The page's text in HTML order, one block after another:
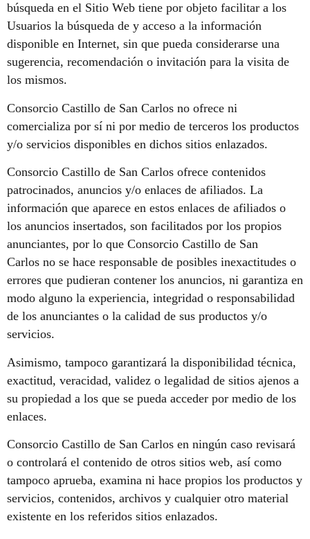
búsqueda en el Sitio Web tiene por objeto facilitar a los
Usuarios la búsqueda de y acceso a la información
disponible en Internet, sin que pueda considerarse una
sugerencia, recomendación o invitación para la visita de
los mismos.
Consorcio Castillo de San Carlos no ofrece ni
comercializa por sí ni por medio de terceros los productos
y/o servicios disponibles en dichos sitios enlazados.
Consorcio Castillo de San Carlos ofrece contenidos
patrocinados, anuncios y/o enlaces de afiliados. La
información que aparece en estos enlaces de afiliados o
los anuncios insertados, son facilitados por los propios
anunciantes, por lo que Consorcio Castillo de San
Carlos no se hace responsable de posibles inexactitudes o
errores que pudieran contener los anuncios, ni garantiza en
modo alguno la experiencia, integridad o responsabilidad
de los anunciantes o la calidad de sus productos y/o
servicios.
Asimismo, tampoco garantizará la disponibilidad técnica,
exactitud, veracidad, validez o legalidad de sitios ajenos a
su propiedad a los que se pueda acceder por medio de los
enlaces.
Consorcio Castillo de San Carlos en ningún caso revisará
o controlará el contenido de otros sitios web, así como
tampoco aprueba, examina ni hace propios los productos y
servicios, contenidos, archivos y cualquier otro material
existente en los referidos sitios enlazados.